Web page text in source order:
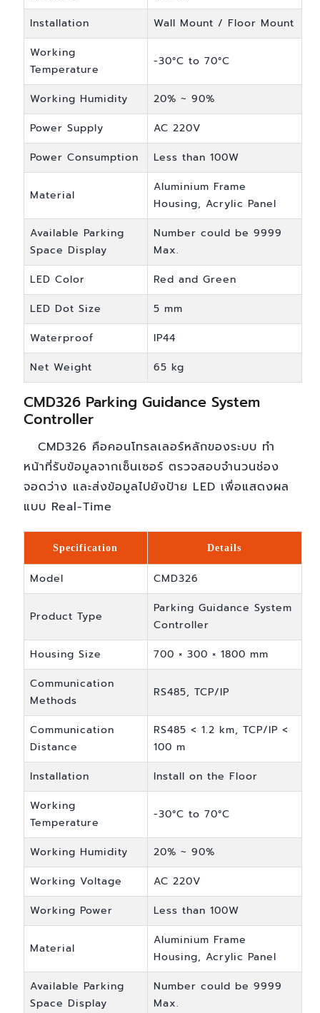
Installation
Wall Mount / Floor Mount
Working
Temperature
-30°C to 70°C
Working Humidity
20% ~ 90%
Power Supply
AC 220V
Power Consumption
Less than 100W
Material
Aluminium Frame
Housing, Acrylic Panel
Available Parking
Space Display
Number could be 9999
Max.
LED Color
Red and Green
LED Dot Size
5 mm
Waterproof
IP44
Net Weight
65 kg
CMD326 Parking Guidance System
Controller
CMD326 คือคอนโทรลเลอร์หลักของระบบ ทำ
หน้าที่รับข้อมูลจากเซ็นเซอร์ ตรวจสอบจำนวนช่อง
จอดว่าง และส่งข้อมูลไปยังป้าย LED เพื่อแสดงผล
แบบ Real-Time
Specification Details
Model CMD326
Product Type
Parking Guidance System
Controller
Housing Size
700 × 300 × 1800 mm
Communication
Methods
RS485, TCP/IP
Communication
Distance
RS485 < 1.2 km, TCP/IP <
100 m
Installation
Install on the Floor
Working
Temperature
-30°C to 70°C
Working Humidity
20% ~ 90%
Working Voltage
AC 220V
Working Power
Less than 100W
Material
Aluminium Frame
Housing, Acrylic Panel
Available Parking
Space Display
Number could be 9999
Max.